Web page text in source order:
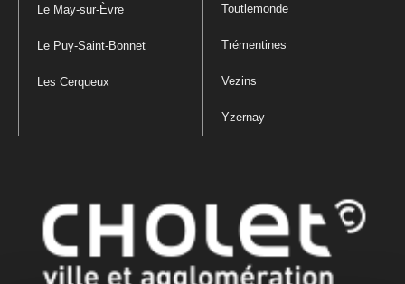
Le May-sur-Èvre
Le Puy-Saint-Bonnet
Les Cerqueux
Toutlemonde
Trémentines
Vezins
Yzernay